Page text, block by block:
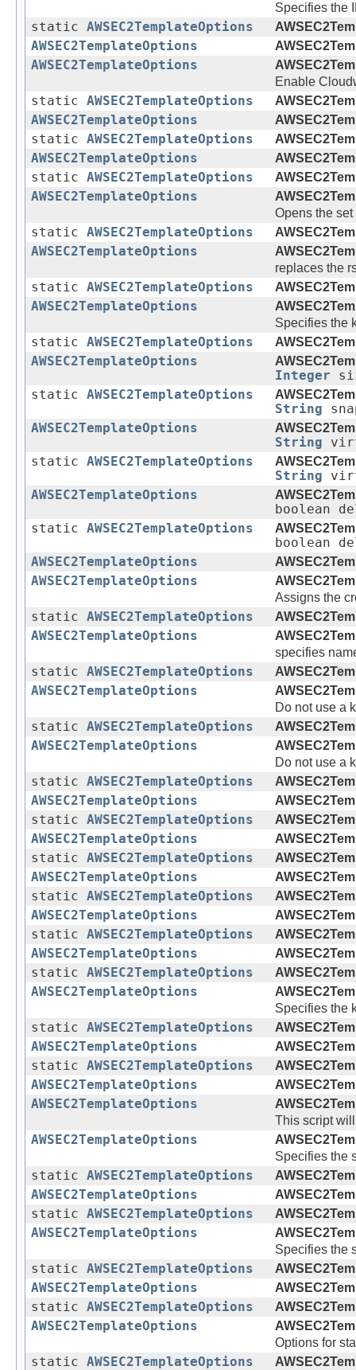
Specifies the
static AWSEC2TemplateOptions
AWSEC2TemplateOptions
AWSEC2TemplateOptions
Enable
static AWSEC2TemplateOptions
AWSEC2TemplateOptions
static AWSEC2TemplateOptions
AWSEC2TemplateOptions
static AWSEC2TemplateOptions
AWSEC2TemplateOptions
Opens the
static AWSEC2TemplateOptions
AWSEC2TemplateOptions
replaces the
static AWSEC2TemplateOptions
AWSEC2TemplateOptions
Specifies the
static AWSEC2TemplateOptions
AWSEC2TemplateOptions
Integer
static AWSEC2TemplateOptions
String
AWSEC2TemplateOptions
String
static AWSEC2TemplateOptions
String
AWSEC2TemplateOptions
boolean
static AWSEC2TemplateOptions
boolean
AWSEC2TemplateOptions
AWSEC2TemplateOptions
Assigns the
static AWSEC2TemplateOptions
AWSEC2TemplateOptions
specifies
static AWSEC2TemplateOptions
AWSEC2TemplateOptions
Do not use a
static AWSEC2TemplateOptions
AWSEC2TemplateOptions
Do not use a
static AWSEC2TemplateOptions
AWSEC2TemplateOptions
static AWSEC2TemplateOptions
AWSEC2TemplateOptions
static AWSEC2TemplateOptions
AWSEC2TemplateOptions
static AWSEC2TemplateOptions
AWSEC2TemplateOptions
static AWSEC2TemplateOptions
AWSEC2TemplateOptions
static AWSEC2TemplateOptions
AWSEC2TemplateOptions
Specifies the
static AWSEC2TemplateOptions
AWSEC2TemplateOptions
static AWSEC2TemplateOptions
AWSEC2TemplateOptions
AWSEC2TemplateOptions
This script
AWSEC2TemplateOptions
Specifies the
static AWSEC2TemplateOptions
AWSEC2TemplateOptions
static AWSEC2TemplateOptions
AWSEC2TemplateOptions
Specifies the
static AWSEC2TemplateOptions
AWSEC2TemplateOptions
static AWSEC2TemplateOptions
AWSEC2TemplateOptions
Options for
static AWSEC2TemplateOptions